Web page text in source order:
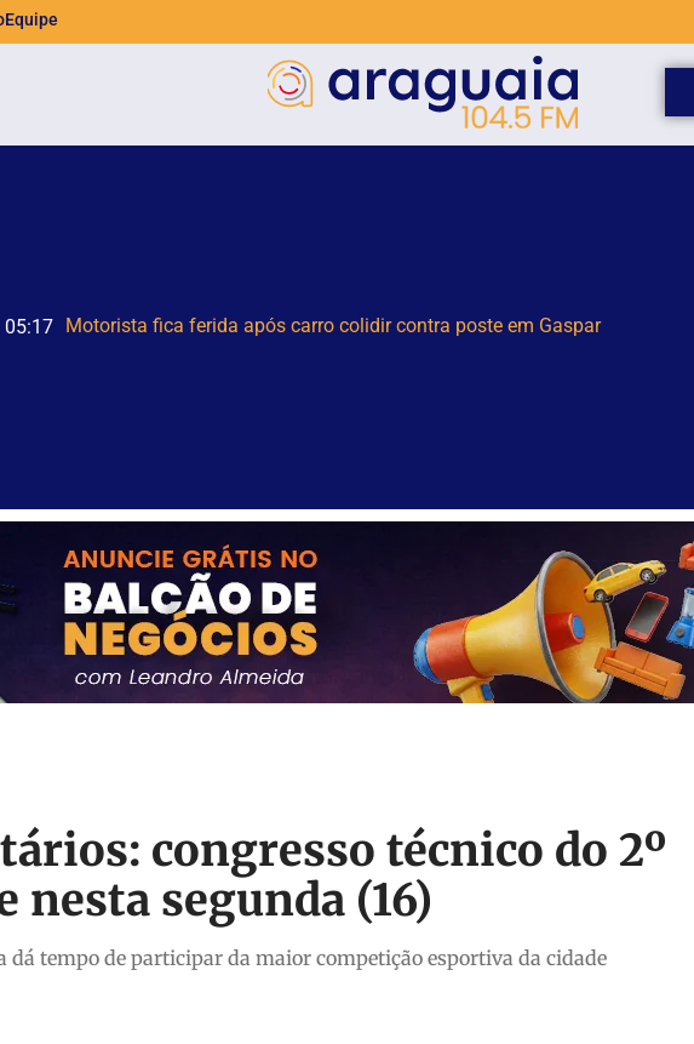
Equipe
05:17
05:11 Big Band
Bombeiros capturam jararacuçu em pátio de residência no Bairro Águas
congresso técnico do 2º
nesta segunda (16)
dá tempo de participar da maior competição esportiva da cidade